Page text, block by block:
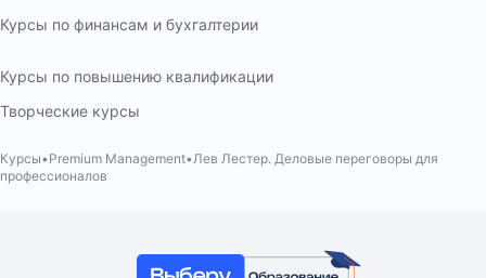
Курсы по финансам и бухгалтерии
Курсы по повышению квалификации
Творческие курсы
Курсы Premium Management Лев Лестер. Деловые переговоры для
профессионалов